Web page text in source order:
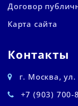
Договор
Карта сайта
Контакты
г. Москва,
+7 (903) 700-